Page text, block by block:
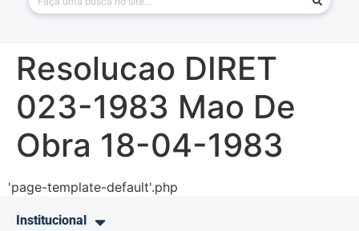
Resolucao DIRET
023-1983 Mao De
Obra 18-04-1983
'page-template-default'.php
Institucional